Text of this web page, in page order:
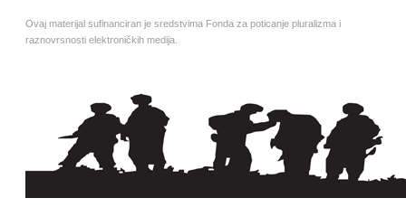
Ovaj materijal sufinanciran je sredstvima Fonda za poticanje pluralizma i
raznovrsnosti elektroničkih medija.